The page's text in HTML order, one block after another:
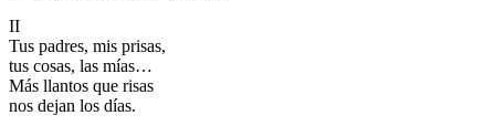
II
Tus padres, mis prisas,
tus cosas, las mías…
Más llantos que risas
nos dejan los días.